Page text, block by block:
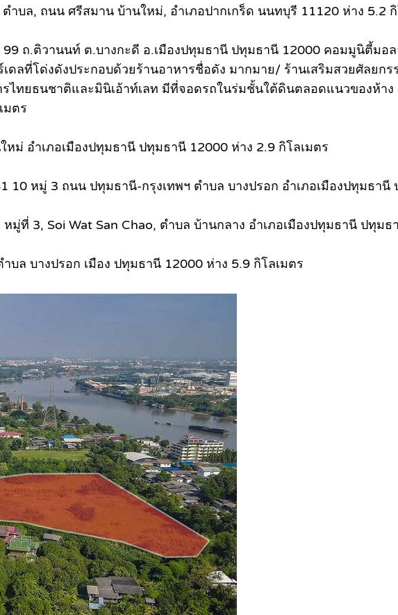
าบล, ถนน ศรีสมาน บ้านใหม่, อำเภอปากเกร็ด นนทบุรี 11120 ห่าง 5.2 กิ
99 ถ.ติวานนท์ ต.บางกะดี อ.เมืองปทุมธานี ปทุมธานี 12000 คอมมูนิตี้ม
ดลที่โด่งดังประกอบด้วยร้านอาหารชื่อดัง มากมาย/ ร้านเสริมสวยศัลยกร
ไทยธนชาติและมินิเอ้าท์เลท มีที่จอดรถในร่มชั้นใต้ดินตลอดแนวของห้า
มตร
ม่ อำเภอเมืองปทุมธานี ปทุมธานี 12000 ห่าง 2.9 กิโลเมตร
10 หมู่ 3 ถนน ปทุมธานี-กรุงเทพฯ ตำบล บางปรอก อำเภอเมืองปทุมธา
มู่ที่ 3, Soi Wat San Chao, ตำบล บ้านกลาง อำเภอเมืองปทุมธานี ปทุม
บล บางปรอก เมือง ปทุมธานี 12000 ห่าง 5.9 กิโลเมตร